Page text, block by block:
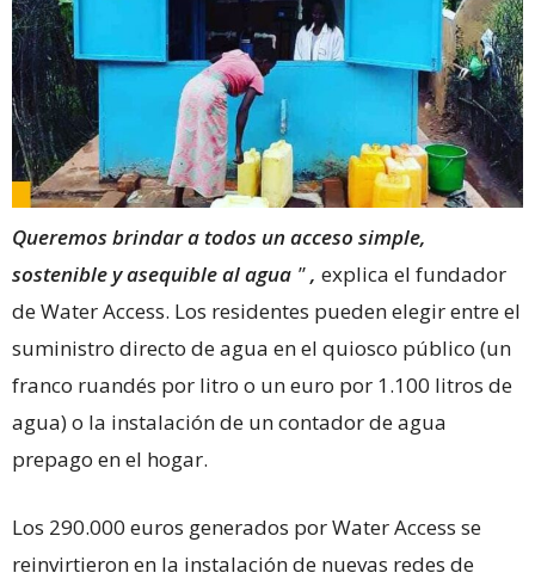
Queremos brindar a todos un acceso simple,
sostenible y asequible al agua ”, explica el fundador
de Water Access. Los residentes pueden elegir entre el
suministro directo de agua en el quiosco público (un
franco ruandés por litro o un euro por 1.100 litros de
agua) o la instalación de un contador de agua
prepago en el hogar.
Los 290.000 euros generados por Water Access se
reinvirtieron en la instalación de nuevas redes de